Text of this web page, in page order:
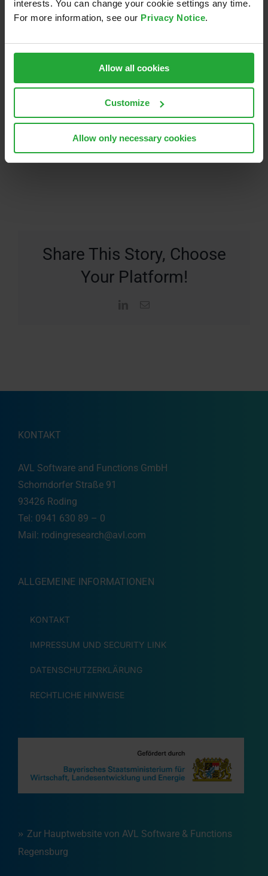
interests. You can change your cookie settings any time.
For more information, see our Privacy Notice.
Allow all cookies
Customize
Allow only necessary cookies
Share This Story, Choose
Your Platform!
KONTAKT
AVL Software and Functions GmbH
Schorndorfer Straße 91
93426 Roding
Tel: 0941 630 89 – 0
Mail: rodingresearch@avl.com
ALLGEMEINE INFORMATIONEN
KONTAKT
IMPRESSUM UND SECURITY LINK
DATENSCHUTZERKLÄRUNG
RECHTLICHE HINWEISE
Zur Hauptwebsite von AVL Software & Functions
Regensburg